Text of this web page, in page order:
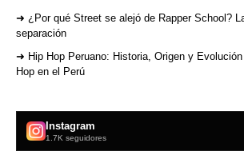
➜ ¿Por qué Street se alejó de Rapper School?
separación
➜ Hip Hop Peruano: Historia, Origen y
Hop en el Perú
Instagram
1.7K seguidores